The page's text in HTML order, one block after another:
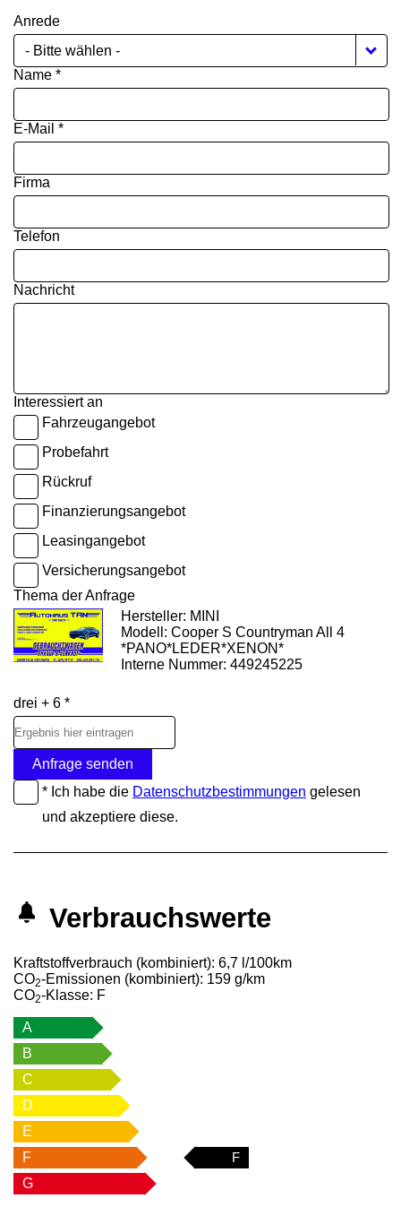
Anrede
- Bitte wählen -
Name *
E-Mail *
Firma
Telefon
Nachricht
Interessiert an
Fahrzeugangebot
Probefahrt
Rückruf
Finanzierungsangebot
Leasingangebot
Versicherungsangebot
Thema der Anfrage
Hersteller: MINI
Modell: Cooper S Countryman All 4
*PANO*LEDER*XENON*
Interne Nummer: 449245225
drei + 6 *
Anfrage senden
* Ich habe die Datenschutzbestimmungen gelesen
und akzeptiere diese.
Verbrauchswerte
Kraftstoffverbrauch (kombiniert): 6,7 l/100km
CO2-Emissionen (kombiniert): 159 g/km
CO2-Klasse: F
A
B
C
D
E
F
F
G